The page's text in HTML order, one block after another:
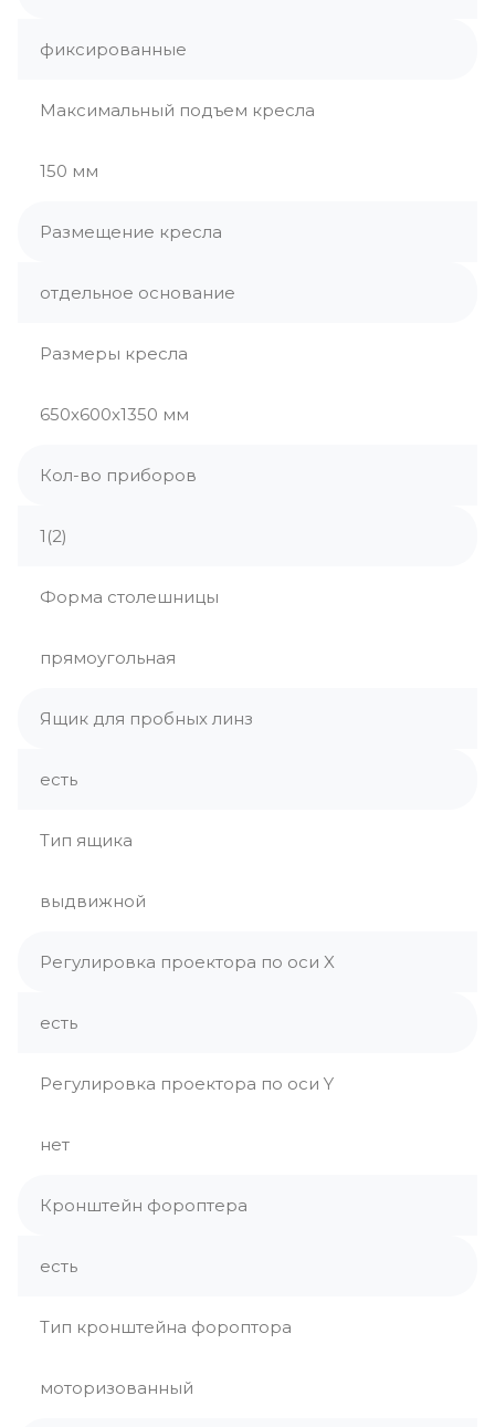
фиксированные
Максимальный подъем кресла
150 мм
Размещение кресла
отдельное основание
Размеры кресла
650х600х1350 мм
Кол-во приборов
1(2)
Форма столешницы
прямоугольная
Ящик для пробных линз
есть
Тип ящика
выдвижной
Регулировка проектора по оси X
есть
Регулировка проектора по оси Y
нет
Кронштейн фороптера
есть
Тип кронштейна фороптора
моторизованный